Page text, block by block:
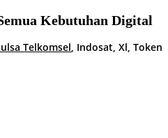
Kebutuhan Digital
Telkomsel, Indosat, Xl, Token